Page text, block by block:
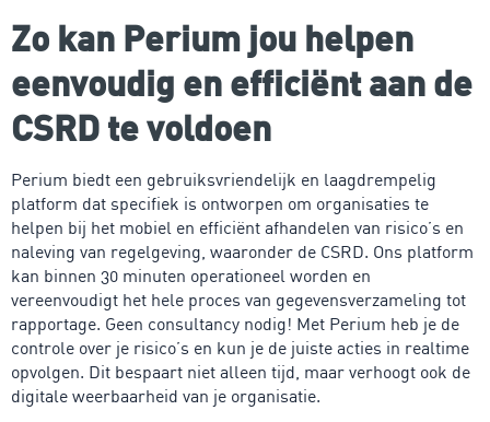
Zo kan Perium jou helpen
eenvoudig en efficiënt aan de
CSRD te voldoen
Perium biedt een gebruiksvriendelijk en laagdrempelig
platform dat specifiek is ontworpen om organisaties te
helpen bij het mobiel en efficiënt afhandelen van risico’s en
naleving van regelgeving, waaronder de CSRD. Ons platform
kan binnen 30 minuten operationeel worden en
vereenvoudigt het hele proces van gegevensverzameling tot
rapportage. Geen consultancy nodig! Met Perium heb je de
controle over je risico’s en kun je de juiste acties in realtime
opvolgen. Dit bespaart niet alleen tijd, maar verhoogt ook de
digitale weerbaarheid van je organisatie.